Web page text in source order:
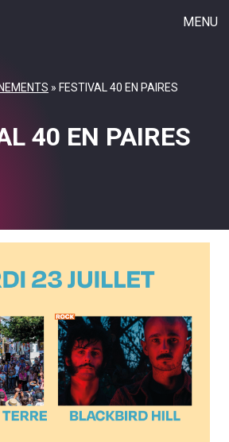
MENU
» FESTIVAL 40 EN PAIRES
40 EN PAIRES